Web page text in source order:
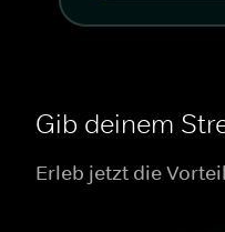
Gib deinem
Erleb jetzt die